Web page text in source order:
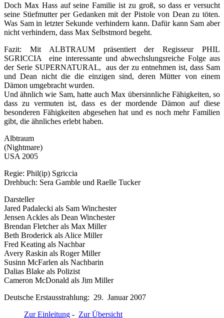
Doch Max Hass auf seine Familie ist zu groß, so dass er versucht
seine Stiefmutter per Gedanken mit der Pistole von Dean zu töten.
Was Sam in letzter Sekunde verhindern kann. Dafür kann Sam aber
nicht verhindern, dass Max Selbstmord begeht.
Fazit:
Mit ALBTRAUM präsentiert der Regisseur PHIL
SGRICCIA eine interessante und abwechslungsreiche Folge aus
der Serie SUPERNATURAL, aus der zu entnehmen ist, dass Sam
und Dean nicht die die einzigen sind, deren Mütter von einem
Dämon umgebracht wurden.
Und ähnlich wie Sam, hatte auch Max übersinnliche Fähigkeiten, so
dass zu vermuten ist, dass es der mordende Dämon auf diese
besonderen Fähigkeiten abgesehen hat und es noch mehr Familien
gibt, die ähnliches erlebt haben.
Albtraum
(Nightmare)
USA 2005
Regie: Phil(ip) Sgriccia
Drehbuch: Sera Gamble und Raelle Tucker
Darsteller
Jared Padalecki als Sam Winchester
Jensen Ackles als Dean Winchester
Brendan Fletcher als Max Miller
Beth Broderick als Alice Miller
Fred Keating als Nachbar
Avery Raskin als Roger Miller
Susinn McFarlen als Nachbarin
Dalias Blake als Polizist
Cameron McDonald als Jim Miller
Deutsche Erstausstrahlung: 29. Januar 2007
Zur Einleitung - Zur Übersicht